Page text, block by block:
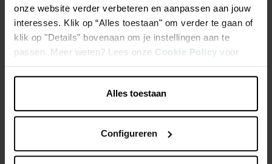
onze website verder verbeteren en aanpassen aan jouw
interesses. Klik op “Alles toestaan" om verder te gaan of
klik op "Details" bovenaan om je instellingen aan te
passen. Meer weten? Lees onze Cookie Policy voor
meer informatie.
Alles toestaan
Configureren
Beschrijving
De rubberen zool bestaat uit 3 lagen, waardoor de laars nog
comfortabeler en stabieler zal lopen en
dempende werking. De laars bestaat sinds 2012 en bestaat
en waterdichtheid. De aangepaste vorm van de laars zorgt
voor een goede ondersteuning aan de voet en de enkel.